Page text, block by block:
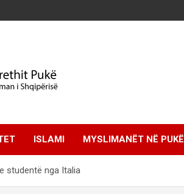
| Faqja
ISLAMI MYSLIMANËT NË PUKË
studentë nga Italia